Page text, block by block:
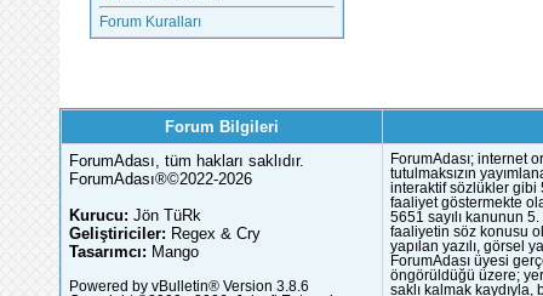
Forum Kuralları
Forum Bilgileri
ForumAdası, tüm hakları saklıdır.
ForumAdası®©2022-2026
Kurucu: Jön TüRk
Geliştiriciler: Regex & Cry
Tasarımcı: Mango
Powered by vBulletin® Version 3.8.6
ForumAdası; internet
tutulmaksızın
interaktif sözlükler gibi
faaliyet göstermekte
5651 sayılı kanunun
faaliyetin söz konusu
yapılan yazılı, görsel
ForumAdası üyesi
öngörüldüğü üzere;
saklı kalmak